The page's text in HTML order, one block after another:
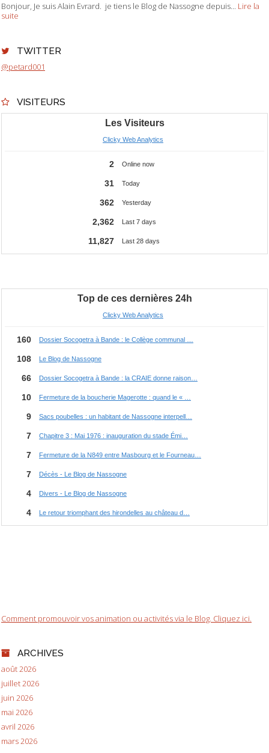
Bonjour, Je suis Alain Evrard. je tiens le Blog de Nassogne depuis... Lire la
suite
TWITTER
@petard001
VISITEURS
Comment promouvoir vos animation ou activités via le Blog. Cliquez ici.
ARCHIVES
août 2026
juillet 2026
juin 2026
mai 2026
avril 2026
mars 2026